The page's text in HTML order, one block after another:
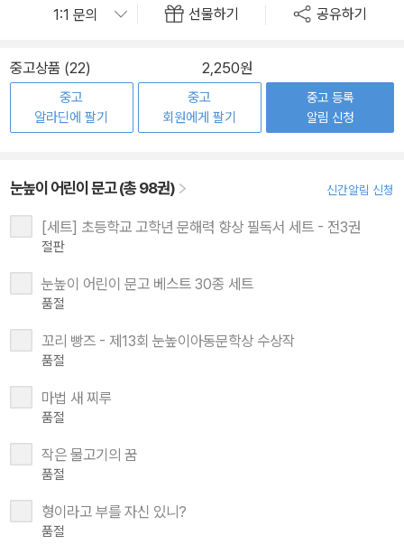
선물하기 공유하기
중고상품 (22) 2,250원
중고
알라딘에 팔기
중고
회원에게 팔기
중고 등록
알림 신청
눈높이 어린이 문고 (총 98권) 신간알림 신청
[세트] 초등학교 고학년 문해력 향상 필독서 세트 - 전3권
절판
눈높이 어린이 문고 베스트 30종 세트
품절
꼬리 빵즈 - 제13회 눈높이아동문학상 수상작
품절
마법 새 찌루
품절
작은 물고기의 꿈
품절
형이라고 부를 자신 있니?
품절